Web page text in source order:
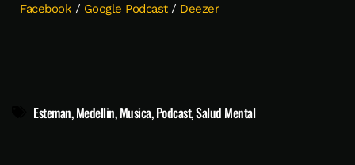
Facebook / Google Podcast/ Deezer
Esteman,Medellin,Musica,Podcast,Salud Mental